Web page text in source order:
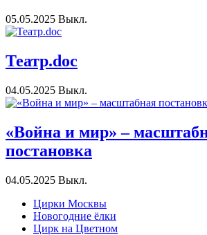
05.05.2025 Выкл.
Театр.doc
04.05.2025 Выкл.
«Война и мир» –
постановка
04.05.2025 Выкл.
Цирки Москвы
Новогодние ёлки
Цирк на Цветном